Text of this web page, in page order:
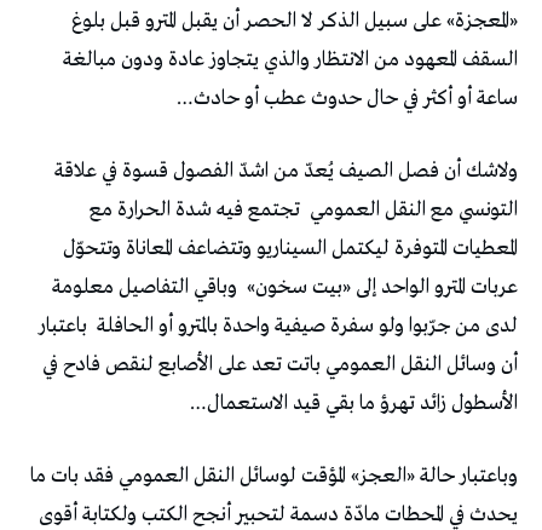
«المعجزة» على سبيل الذكر لا الحصر أن يقبل المترو قبل بلوغ
السقف المعهود من الانتظار والذي يتجاوز عادة ودون مبالغة
ساعة أو أكثر في حال حدوث عطب أو حادث…
ولاشك أن فصل الصيف يُعدّ من اشدّ الفصول قسوة في علاقة
التونسي مع النقل العمومي تجتمع فيه شدة الحرارة مع
المعطيات المتوفرة ليكتمل السيناريو وتتضاعف المعاناة وتتحوّل
عربات المترو الواحد إلى «بيت سخون» وباقي التفاصيل معلومة
لدى من جرّبوا ولو سفرة صيفية واحدة بالمترو أو الحافلة باعتبار
أن وسائل النقل العمومي باتت تعد على الأصابع لنقص فادح في
الأسطول زائد تهرؤ ما بقي قيد الاستعمال…
وباعتبار حالة «العجز» المؤقت لوسائل النقل العمومي فقد بات ما
يحدث في المحطات مادّة دسمة لتحبير أنجح الكتب ولكتابة أقوى